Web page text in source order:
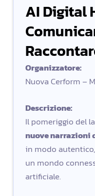
AI Digital
Organizzatore:
Nuova Cerform –
Descrizione:
Il pomeriggio del
nuove narrazioni
in modo
un mondo
artificiale.